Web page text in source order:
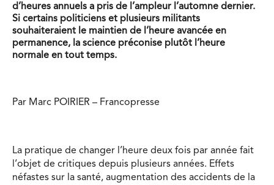
d’heures annuels a pris de l’ampleur l’automne dernier.
Si certains politiciens et plusieurs militants
souhaiteraient le maintien de l’heure avancée en
permanence, la science préconise plutôt l’heure
normale en tout temps.
Par Marc POIRIER – Francopresse
La pratique de changer l’heure deux fois par année fait
l’objet de critiques depuis plusieurs années. Effets
néfastes sur la santé, augmentation des accidents de la